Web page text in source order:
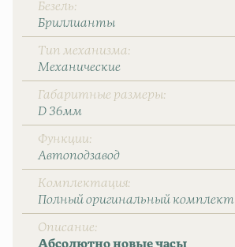
Безель
Бриллианты
Тип механизма
Механические
Габаритные размеры
D 36мм
Функции
Автоподзавод
Комплектация
Полный оригинальный комплект
Описание
Абсолютно новые часы